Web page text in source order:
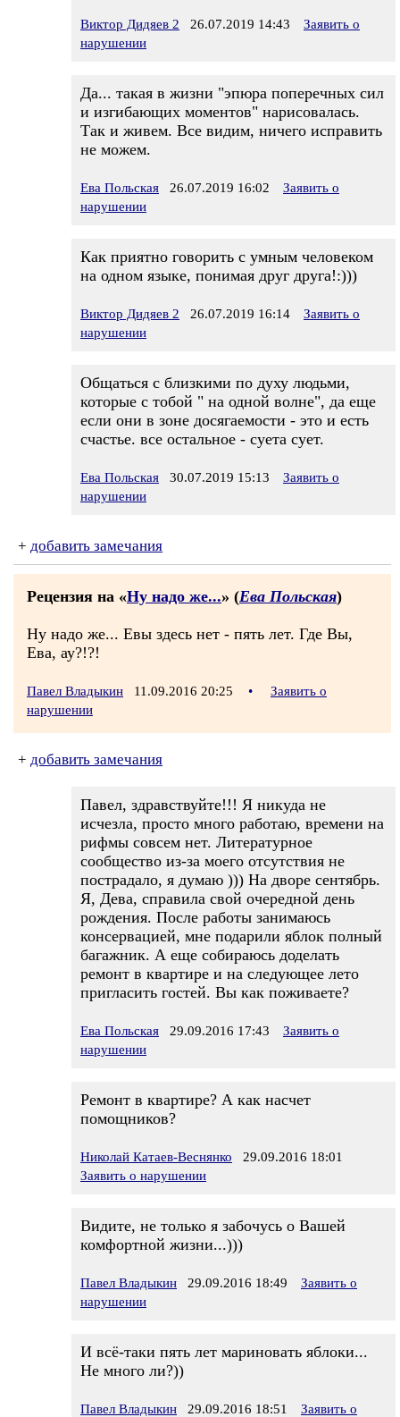
Виктор Дидяев 2 26.07.2019 14:43
Заявить о
нарушении
Да... такая в жизни "эпюра поперечных сил
и изгибающих моментов" нарисовалась.
Так и живем. Все видим, ничего исправить
не можем.
Ева Польская 26.07.2019 16:02
Заявить о
нарушении
Как приятно говорить с умным человеком
на одном языке, понимая друг друга!:)))
Виктор Дидяев 2 26.07.2019 16:14
Заявить о
нарушении
Общаться с близкими по духу людьми,
которые с тобой " на одной волне", да еще
если они в зоне досягаемости - это и есть
счастье. все остальное - суета сует.
Ева Польская 30.07.2019 15:13
Заявить о
нарушении
+ добавить замечания
Рецензия на «Ну надо же...» (Ева Польская)
Ну надо же... Евы здесь нет - пять лет. Где Вы,
Ева, ау?!?!
Павел Владыкин 11.09.2016 20:25 •
Заявить о
нарушении
+ добавить замечания
Павел, здравствуйте!!! Я никуда не
исчезла, просто много работаю, времени на
рифмы совсем нет. Литературное
сообщество из-за моего отсутствия не
пострадало, я думаю ))) На дворе сентябрь.
Я, Дева, справила свой очередной день
рождения. После работы занимаюсь
консервацией, мне подарили яблок полный
багажник. А еще собираюсь доделать
ремонт в квартире и на следующее лето
пригласить гостей. Вы как поживаете?
Ева Польская 29.09.2016 17:43
Заявить о
нарушении
Ремонт в квартире? А как насчет
помощников?
Николай Катаев-Веснянко 29.09.2016 18:01
Заявить о нарушении
Видите, не только я забочусь о Вашей
комфортной жизни...)))
Павел Владыкин 29.09.2016 18:49
Заявить о
нарушении
И всё-таки пять лет мариновать яблоки...
Не много ли?))
Павел Владыкин 29.09.2016 18:51
Заявить о